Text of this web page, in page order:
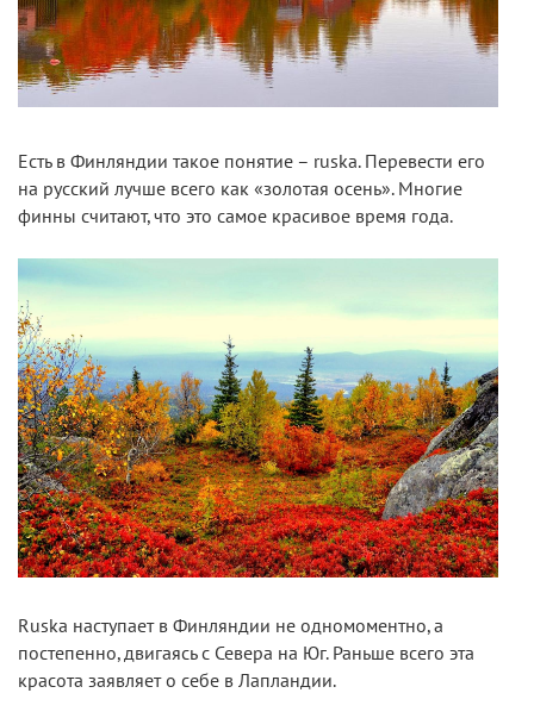
Есть в Финляндии такое понятие – ruska. Перевести его
на русский лучше всего как «золотая осень». Многие
финны считают, что это самое красивое время года.
Ruska наступает в Финляндии не одномоментно, а
постепенно, двигаясь с Севера на Юг. Раньше всего эта
красота заявляет о себе в Лапландии.